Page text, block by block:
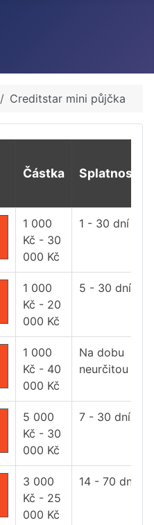
Creditstar mini půjčka
Částka Splatnost
1 000
Kč - 30
000 Kč
1 - 30 dní
1 000
Kč - 20
000 Kč
5 - 30 dní
1 000
Kč - 40
000 Kč
Na dobu
neurčitou
5 000
Kč - 30
000 Kč
7 - 30 dní
3 000
Kč - 25
000 Kč
14 - 70 dní